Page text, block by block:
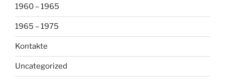
1960 – 1965
1965 – 1975
Kontakte
Uncategorized